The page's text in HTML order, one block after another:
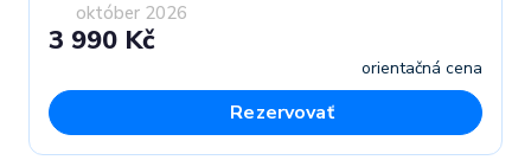
október 2026
3 990 Kč
orientačná cena
Rezervovať